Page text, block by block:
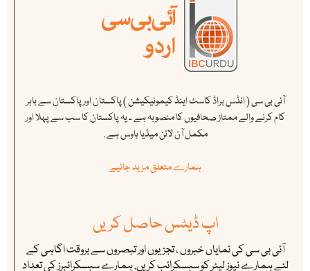
آئی بی سی ( انڈس براڈ کاسٹ اینڈ کیمونیکیشن ) پاکستان اور پاکستان سے باہر
کام کرنے والے ممتاز صحافیوں کا منصوبہ ہے ۔ یہ پاکستان کا سب سے پہلا اور
مکمل آن لائن میڈیا ہاوس ہے .
ہمارے متعلق مزید جانیے
اپ ڈیٹس حاصل کریں
آئی بی سی کی نمایاں خبروں ، تجزیوں اور تبصروں سے بروقت اگاہی کے
لئے ہمارے نیوز لیٹر کو سبسکرائب کریں. ہمارے سبسکرائبرز کی تعداد